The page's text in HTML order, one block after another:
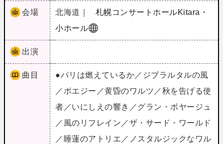
会場 北海道｜
札幌コンサートホールKitara・
小ホール
出演
曲目
●パリは燃えているか／ジブラルタルの風
／ポエジー／黄昏のワルツ／秋を告げる使
者／いにしえの響き／グラン・ボヤージュ
／風のリフレイン／ザ・サード・ワールド
／睡蓮のアトリエ／ノスタルジックなワル